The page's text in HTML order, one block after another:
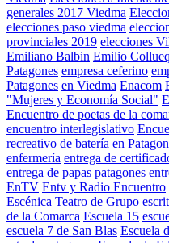
generales 2017 Viedma
elecciones paso viedma
provinciales 2019 elecciones
Emiliano Balbin Emilio
Patagones empresa ceferino
Patagones en Viedma Enacom
"Mujeres y Economía Social"
Encuentro de poetas de la
encuentro interlegislativo
recreativo de batería en
enfermería entrega de
entrega de papas patagones
EnTV Entv y Radio Encuentro
Escénica Teatro de Grupo
de la Comarca Escuela 15
escuela 7 de San Blas Escuela